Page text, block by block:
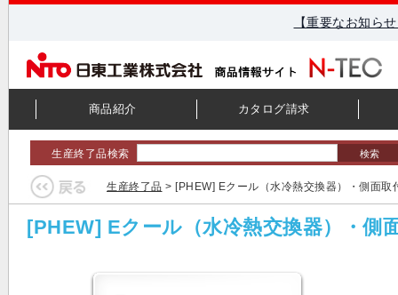
【重要なお知ら
商品紹介 カタログ請求
生産終了品検索 検索
生産終了品 > [PHEW] Eクール（水冷熱交換器）・側面取
[PHEW] Eクール（水冷熱交換器）・側